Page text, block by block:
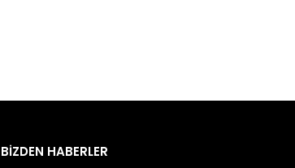
BİZDEN HABERLER